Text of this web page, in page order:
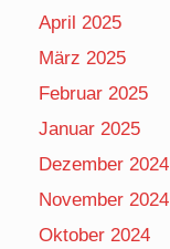
April 2025
März 2025
Februar 2025
Januar 2025
Dezember 2024
November 2024
Oktober 2024